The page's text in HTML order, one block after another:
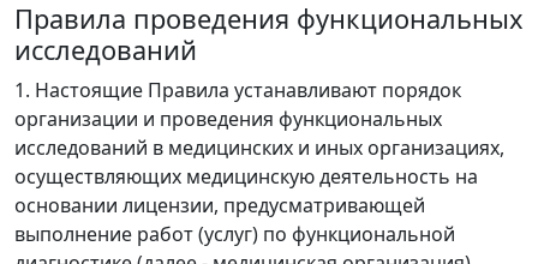
Правила проведения функциональных
исследований
1. Настоящие Правила устанавливают порядок
организации и проведения функциональных
исследований в медицинских и иных организациях,
осуществляющих медицинскую деятельность на
основании лицензии, предусматривающей
выполнение работ (услуг) по функциональной